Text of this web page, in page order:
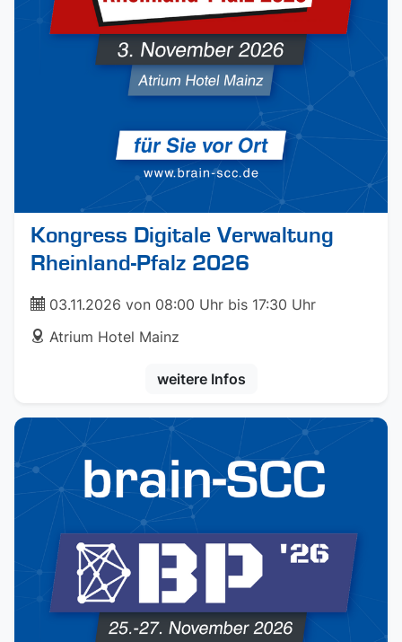
Kongress Digitale Verwaltung
Rheinland-Pfalz 2026
ticket03.11.2026 von 08:00 Uhr bis 17:30 Uhr
address
Atrium Hotel Mainz
weitere Infos